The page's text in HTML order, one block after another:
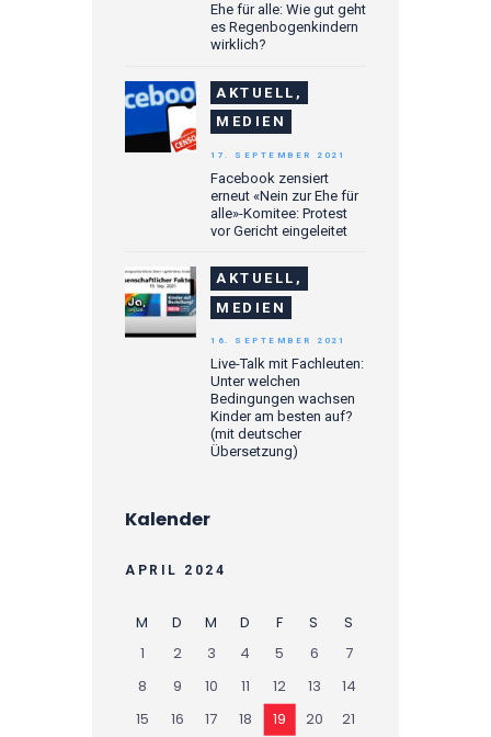
Ehe für alle: Wie gut geht
es Regenbogenkindern
wirklich?
AKTUELL,
MEDIEN
Facebook zensiert
erneut «Nein zur Ehe für
alle»-Komitee: Protest
vor Gericht eingeleitet
17. SEPTEMBER 2021
AKTUELL,
MEDIEN
Live-Talk mit Fachleuten:
Unter welchen
Bedingungen wachsen
Kinder am besten auf?
(mit deutscher
Übersetzung)
16. SEPTEMBER 2021
Kalender
APRIL 2024
M D M D F S
S
1
2 3 4 5 6
7
8
9 10 11 12 13
14
15
16 17 18 19 20 21